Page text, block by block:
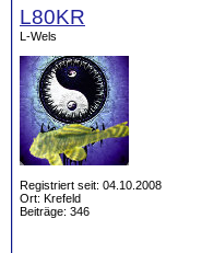
L80KR
L-Wels
Registriert seit: 04.10.2008
Ort: Krefeld
Beiträge: 346